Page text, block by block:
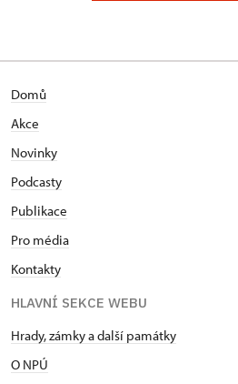
Domů
Akce
Novinky
Podcasty
Publikace
Pro média
Kontakty
HLAVNÍ SEKCE WEBU
Hrady, zámky a další památky
O NPÚ